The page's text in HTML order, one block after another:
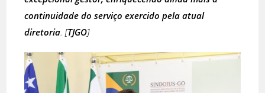
continuidade do serviço exercido pela atual
diretoria. [TJGO]